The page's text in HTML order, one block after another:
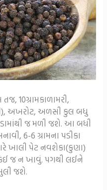
10ગ્રામકાળામરી,
અખરોટ, અળસી કુલ બધુ
જ મળી જશે. આ બધી
6-6 ગ્રામના પડીકા
ખાલી પેટ નવશેકા(કુણા)
જ ન ખાવું. પગથી લઈને
જશે.